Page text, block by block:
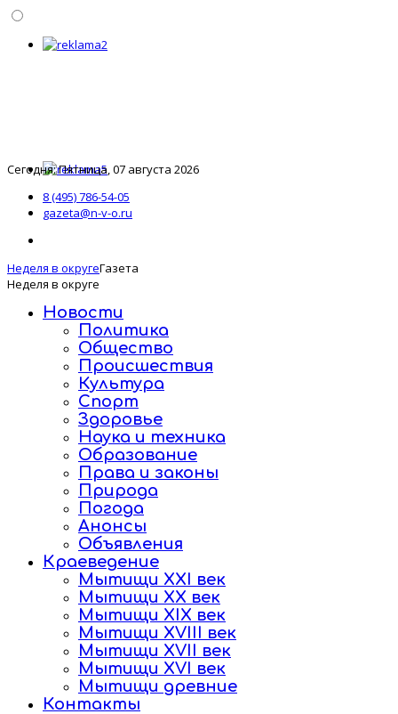
Сегодня: Пятница, 07 августа 2026
8 (495) 786-54-05
gazeta@n-v-o.ru
Неделя в округеГазета
Неделя в округе
Новости
Политика
Общество
Происшествия
Культура
Спорт
Здоровье
Наука и техника
Образование
Права и законы
Природа
Погода
Анонсы
Объявления
Краеведение
Мытищи XXI век
Мытищи XX век
Мытищи XIX век
Мытищи XVIII век
Мытищи XVII век
Мытищи XVI век
Мытищи древние
Контакты